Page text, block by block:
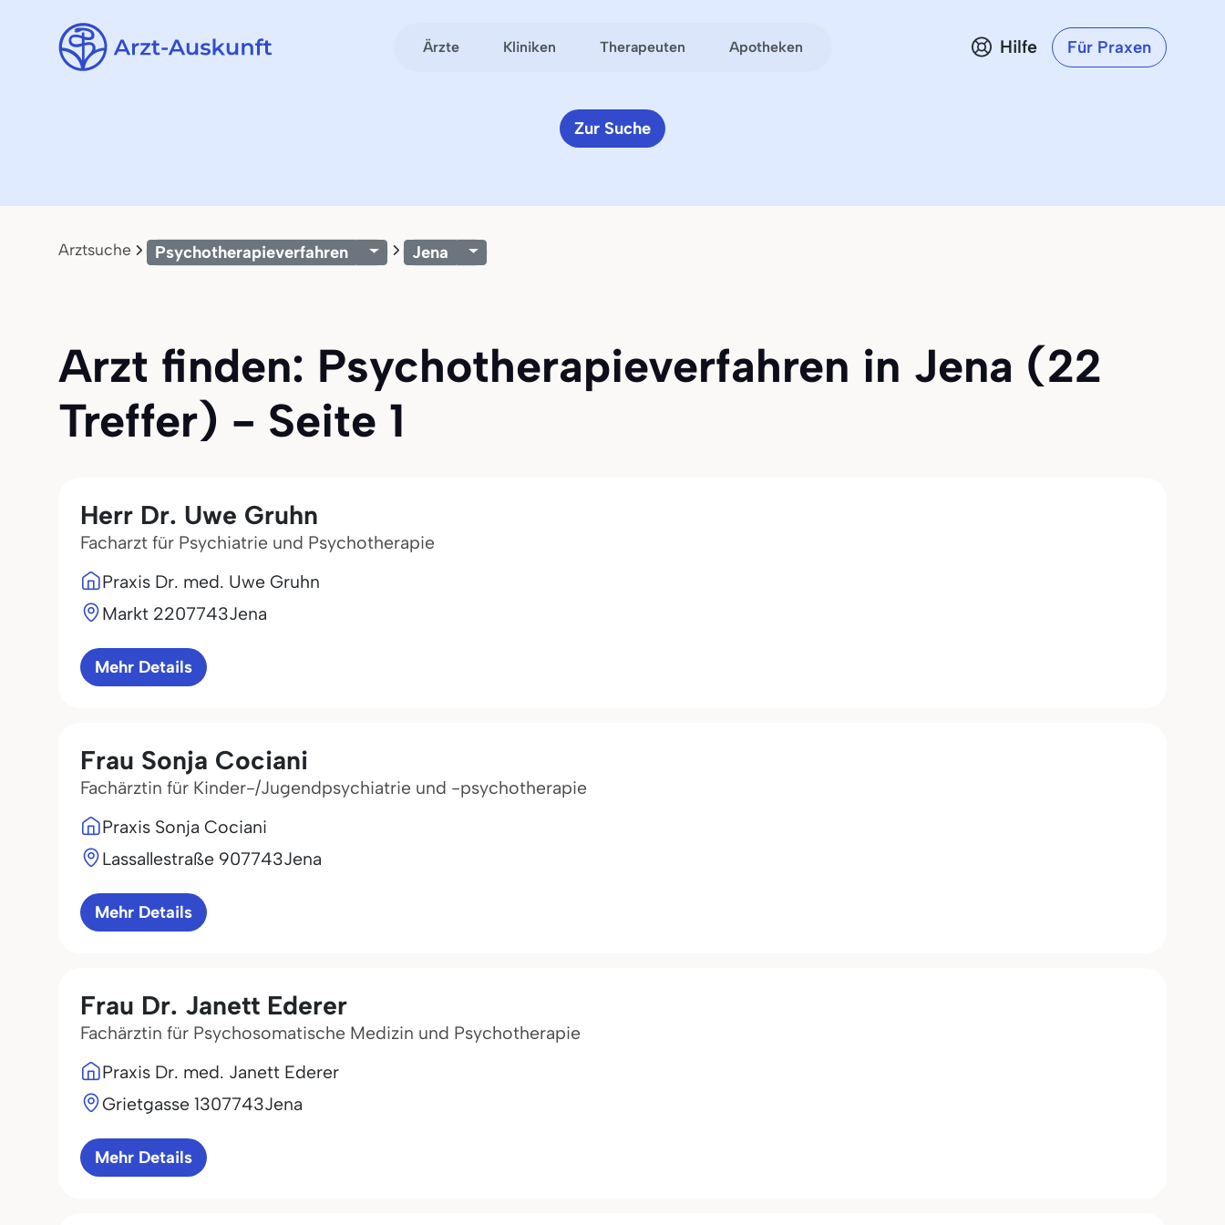
Ärzte Kliniken Therapeuten Apotheken Hilfe Für Praxen
Zur Suche
Arztsuche Psychotherapieverfahren Jena
Arzt finden: Psychotherapieverfahren in Jena (22
Treffer) - Seite 1
Herr Dr. Uwe Gruhn
Facharzt für Psychiatrie und Psychotherapie
Praxis Dr. med. Uwe Gruhn
Markt 2207743Jena
Mehr Details
Frau Sonja Cociani
Fachärztin für Kinder-/Jugendpsychiatrie und -psychotherapie
Praxis Sonja Cociani
Lassallestraße 907743Jena
Mehr Details
Frau Dr. Janett Ederer
Fachärztin für Psychosomatische Medizin und Psychotherapie
Praxis Dr. med. Janett Ederer
Grietgasse 1307743Jena
Mehr Details